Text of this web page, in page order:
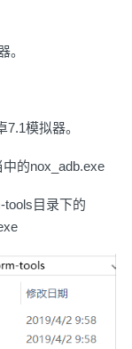
。
模拟器。
的nox_adb.exe
tools目录下的